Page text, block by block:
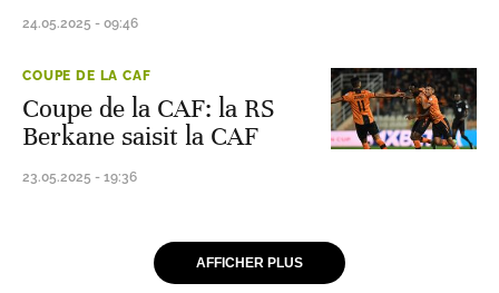
24.05.2025 - 09:46
COUPE DE LA CAF
Coupe de la CAF: la RS
Berkane saisit la CAF
23.05.2025 - 19:36
AFFICHER PLUS